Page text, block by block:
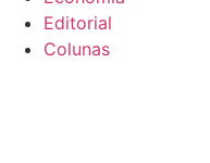
Editorial
Colunas